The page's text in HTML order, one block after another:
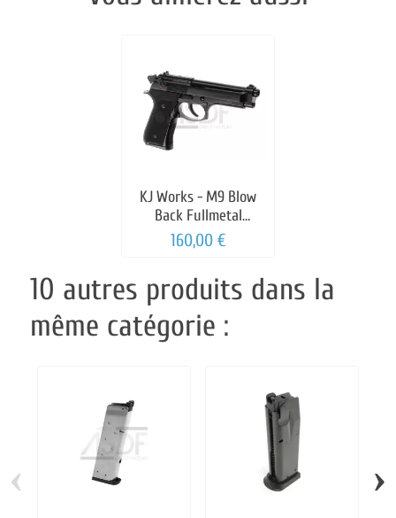
KJ Works - M9 Blow
Back Fullmetal
GAZ/CO2
160,00 €
10 autres produits dans la
même catégorie :
‹ ›